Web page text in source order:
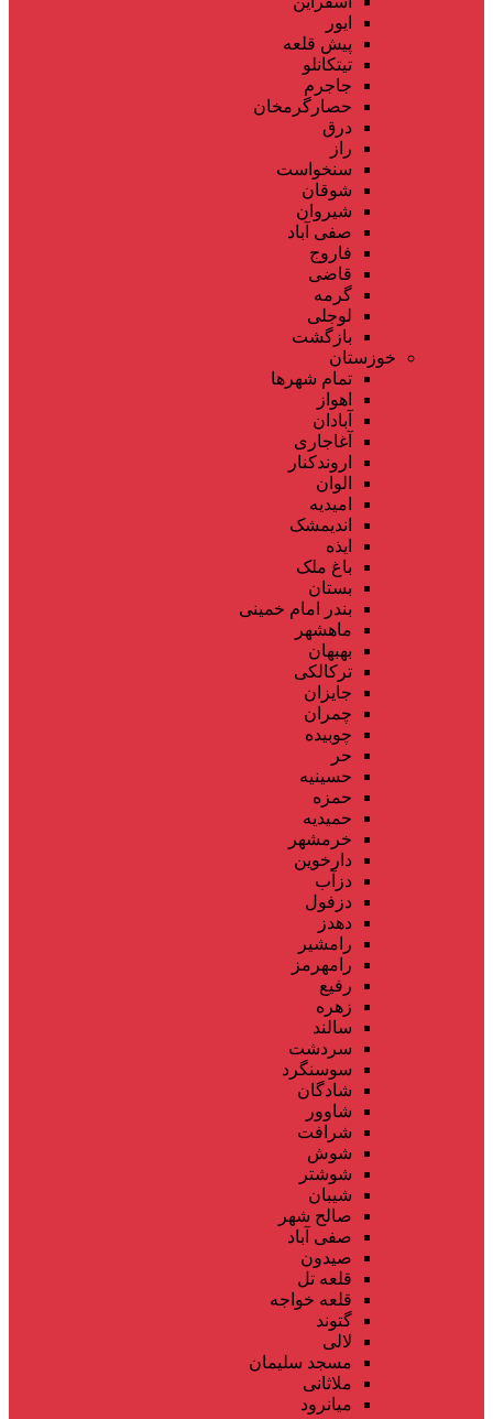
ایور
پیش قلعه
تیتکانلو
جاجرم
حصارگرمخان
درق
راز
سنخواست
شوقان
شیروان
صفی آباد
فاروج
قاضی
گرمه
لوجلی
بازگشت
خوزستان
تمام شهر‌ها
اهواز
آبادان
آغاجاری
اروندکنار
الوان
امیدیه
اندیمشک
ایذه
باغ ملک
بستان
بندر امام خمینی
ماهشهر
بهبهان
ترکالکی
جایزان
چمران
چوبیده
حر
حسینیه
حمزه
حمیدیه
خرمشهر
دارخوین
دزآب
دزفول
دهدز
رامشیر
رامهرمز
رفیع
زهره
سالند
سردشت
سوسنگرد
شادگان
شاوور
شرافت
شوش
شوشتر
شیبان
صالح شهر
صفی آباد
صیدون
قلعه تل
قلعه خواجه
گتوند
لالی
مسجد سلیمان
ملاثانی
میانرود